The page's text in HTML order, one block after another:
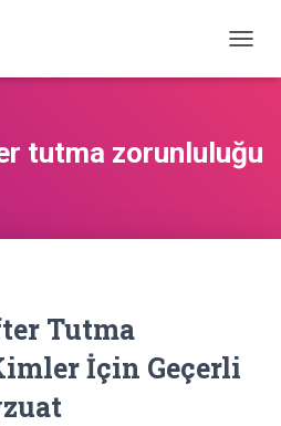
AÇ/
tutma zorunluluğu
Tutma
İçin Geçerli